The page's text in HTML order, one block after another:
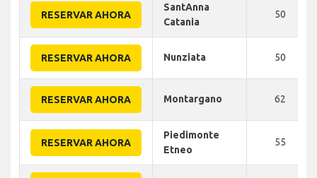
RESERVAR AHORA
SantAnna
Catania
50
RESERVAR AHORA Nunziata 50
RESERVAR AHORA Montargano 62
RESERVAR AHORA
Piedimonte
Etneo
55